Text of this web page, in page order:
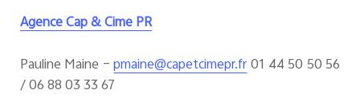
Agence Cap & Cime PR
Pauline Maine –pmaine@capetcimepr.fr01 44 50 50 56
/ 06 88 03 33 67